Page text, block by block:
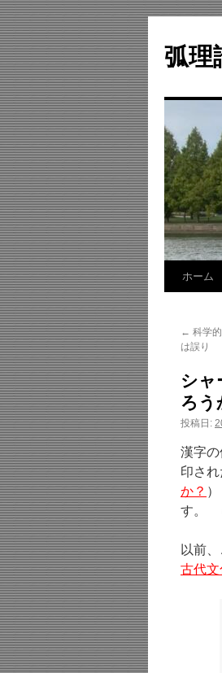
テ
ン
へ
キ
ッ
プ
弧理
ホーム
← 科学
は誤り
シ
ろ
投稿日:
漢字
印さ
か？
す。
以前
古代文